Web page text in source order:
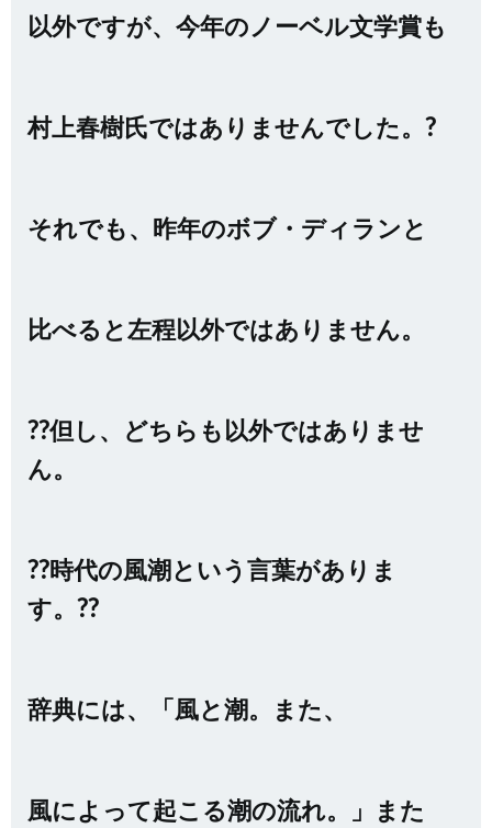
以外ですが、今年のノーベル文学賞も
村上春樹氏ではありませんでした。?
それでも、昨年のボブ・ディランと
比べると左程以外ではありません。
??但し、どちらも以外ではありませ
ん。
??時代の風潮という言葉がありま
す。??
辞典には、「風と潮。また、
風によって起こる潮の流れ。」また